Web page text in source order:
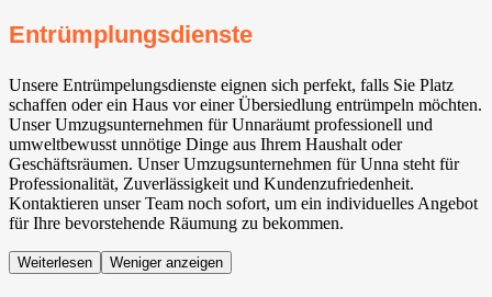
Entrümplungsdienste
Unsere Entrümpelungsdienste eignen sich perfekt, falls Sie Platz
schaffen oder ein Haus vor einer Übersiedlung entrümpeln möchten.
Unser Umzugsunternehmen für Unnaräumt professionell und
umweltbewusst unnötige Dinge aus Ihrem Haushalt oder
Geschäftsräumen. Unser Umzugsunternehmen für Unna steht für
Professionalität, Zuverlässigkeit und Kundenzufriedenheit.
Kontaktieren unser Team noch sofort, um ein individuelles Angebot
für Ihre bevorstehende Räumung zu bekommen.
Weiterlesen Weniger anzeigen